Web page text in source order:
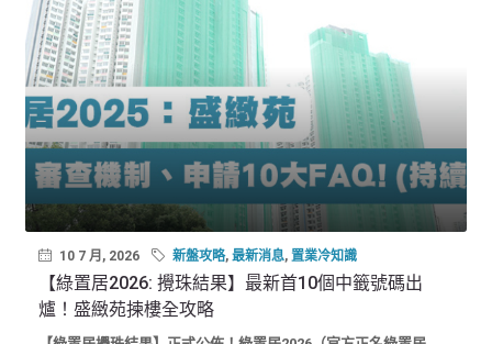
10 7 月, 2026 新盤攻略, 最新消息, 置業冷知識
【綠置居2026: 攪珠結果】最新首10個中籤號碼出
爐！盛緻苑揀樓全攻略